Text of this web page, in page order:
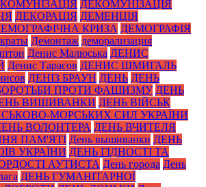
ДЕКОМУНІЗАЦІЯ
ДЕКОРАЦІЯ ДЕМЕНЦІЯ
КРИЗА ДЕМОГРАФІЯ
Демонтаж деморализация
Денис Малюська ДЕНИС
Денис Тарасов ДЕНИС ШМИГАЛЬ
ДЕНІЗ БРАУН ДЕНЬ ДЕНЬ
ПРОТИ ФАШИЗМУ ДЕНЬ
ВИШИВАНКИ ДЕНЬ ВІЙСЬК
МОРСЬКИХ СИЛ УКРАЇНИ
ВОЛОНТЕРА ДЕНЬ ВЧИТЕЛЯ
ПАМ'ЯТІ День вышиванки ДЕНЬ
УКРАЇНИ ДЕНЬ ГІДНОСТІ ТА
АУТИСТА День города День
ДЕНЬ ГУМАНІТАРНОЇ